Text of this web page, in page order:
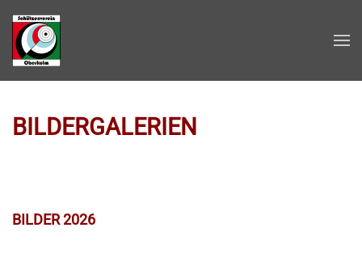
Zum Hauptinhalt springen
BILDERGALERIEN
BILDER 2026